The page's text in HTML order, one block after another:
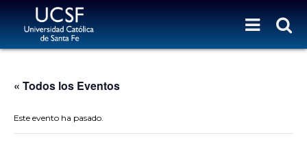
« Todos los Eventos
Este evento ha pasado.